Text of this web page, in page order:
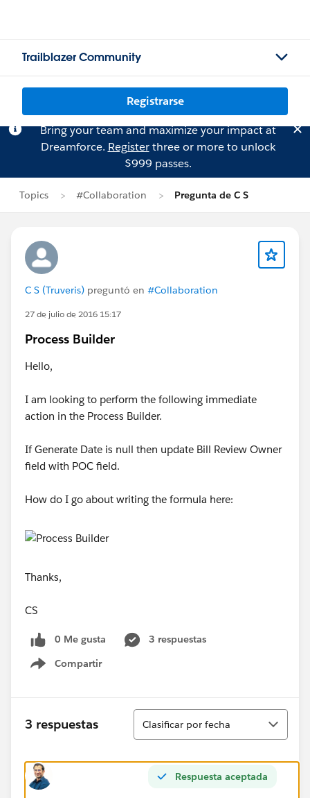
Trailblazer Community
Registrarse
Bring your team and maximize your impact at
Dreamforce. Registerthree or more to unlock
$999 passes.
Topics #Collaboration Pregunta de C S
C S (Truveris) preguntó en #Collaboration
27 de julio de 2016 15:17
Process Builder
Hello,
I am looking to perform the following immediate
action in the Process Builder.
If Generate Date is null then update Bill Review Owner
field with POC field.
How do I go about writing the formula here:
Thanks,
CS
0 Me gusta
3 respuestas
Compartir
Show menu
3 respuestas
Ordenar
Clasificar por fecha
Respuesta aceptada